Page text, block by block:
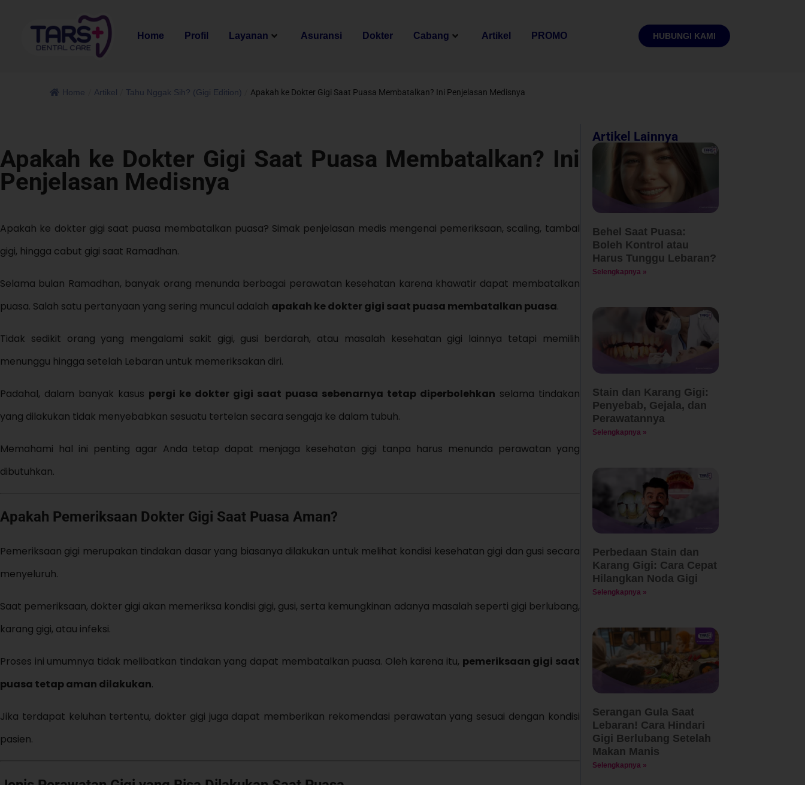
Home Profil Layanan Asuransi Dokter Cabang Artikel PROMO HUBUNGI KAMI
Home Artikel Tahu Nggak Sih? (Gigi Edition) Apakah ke Dokter Gigi Saat Puasa Membatalkan? Ini Penjelasan Medisnya
Apakah ke Dokter Gigi Saat Puasa Membatalkan? Ini
Penjelasan Medisnya
Apakah ke dokter gigi saat puasa membatalkan puasa? Simak penjelasan medis mengenai pemeriksaan, scaling, tambal
gigi, hingga cabut gigi saat Ramadhan.
Selama bulan Ramadhan, banyak orang menunda berbagai perawatan kesehatan karena khawatir dapat membatalkan
puasa. Salah satu pertanyaan yang sering muncul adalah apakah ke dokter gigi saat puasa membatalkan puasa.
Tidak sedikit orang yang mengalami sakit gigi, gusi berdarah, atau masalah kesehatan gigi lainnya tetapi memilih
menunggu hingga setelah Lebaran untuk memeriksakan diri.
Padahal, dalam banyak kasus pergi ke dokter gigi saat puasa sebenarnya tetap diperbolehkan selama tindakan
yang dilakukan tidak menyebabkan sesuatu tertelan secara sengaja ke dalam tubuh.
Memahami hal ini penting agar Anda tetap dapat menjaga kesehatan gigi tanpa harus menunda perawatan yang
dibutuhkan.
Apakah Pemeriksaan Dokter Gigi Saat Puasa Aman?
Pemeriksaan gigi merupakan tindakan dasar yang biasanya dilakukan untuk melihat kondisi kesehatan gigi dan gusi secara
menyeluruh.
Saat pemeriksaan, dokter gigi akan memeriksa kondisi gigi, gusi, serta kemungkinan adanya masalah seperti gigi berlubang,
karang gigi, atau infeksi.
Proses ini umumnya tidak melibatkan tindakan yang dapat membatalkan puasa. Oleh karena itu, pemeriksaan gigi saat
puasa tetap aman dilakukan.
Jika terdapat keluhan tertentu, dokter gigi juga dapat memberikan rekomendasi perawatan yang sesuai dengan kondisi
pasien.
Artikel Lainnya
Behel Saat Puasa:
Boleh Kontrol atau
Harus Tunggu Lebaran?
Selengkapnya »
Stain dan Karang Gigi:
Penyebab, Gejala, dan
Perawatannya
Selengkapnya »
Perbedaan Stain dan
Karang Gigi: Cara Cepat
Hilangkan Noda Gigi
Selengkapnya »
Serangan Gula Saat
Lebaran! Cara Hindari
Gigi Berlubang Setelah
Makan Manis
Selengkapnya »